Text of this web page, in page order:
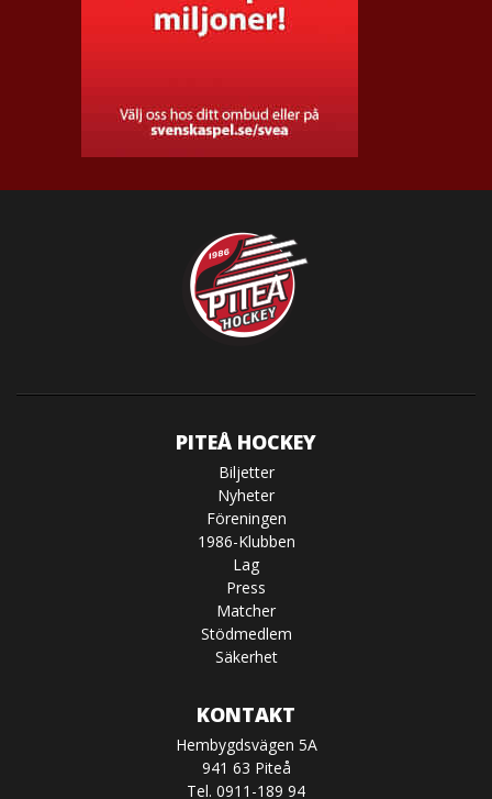
PITEÅ HOCKEY
Biljetter
Nyheter
Föreningen
1986-Klubben
Lag
Press
Matcher
Stödmedlem
Säkerhet
KONTAKT
Hembygdsvägen 5A
941 63 Piteå
Tel. 0911-189 94